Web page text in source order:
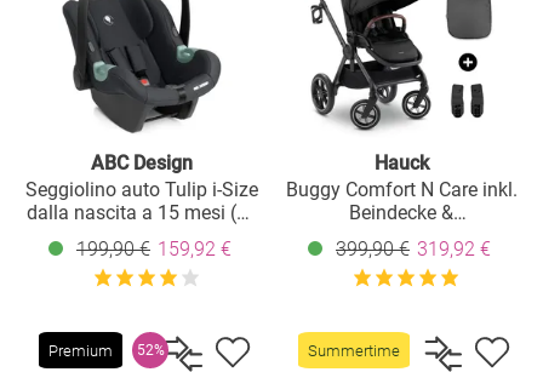
ABC Design
Seggiolino auto Tulip i-Size
dalla nascita a 15 mesi (45
cm - 85 cm) con capottina
e riduttore di seduta - Nero
199,90 € 159,92 €
Hauck
Buggy Comfort N Care inkl.
Beindecke &
Babyschalenadapter -
Black
399,90 € 319,92 €
Premium 52% Summertime